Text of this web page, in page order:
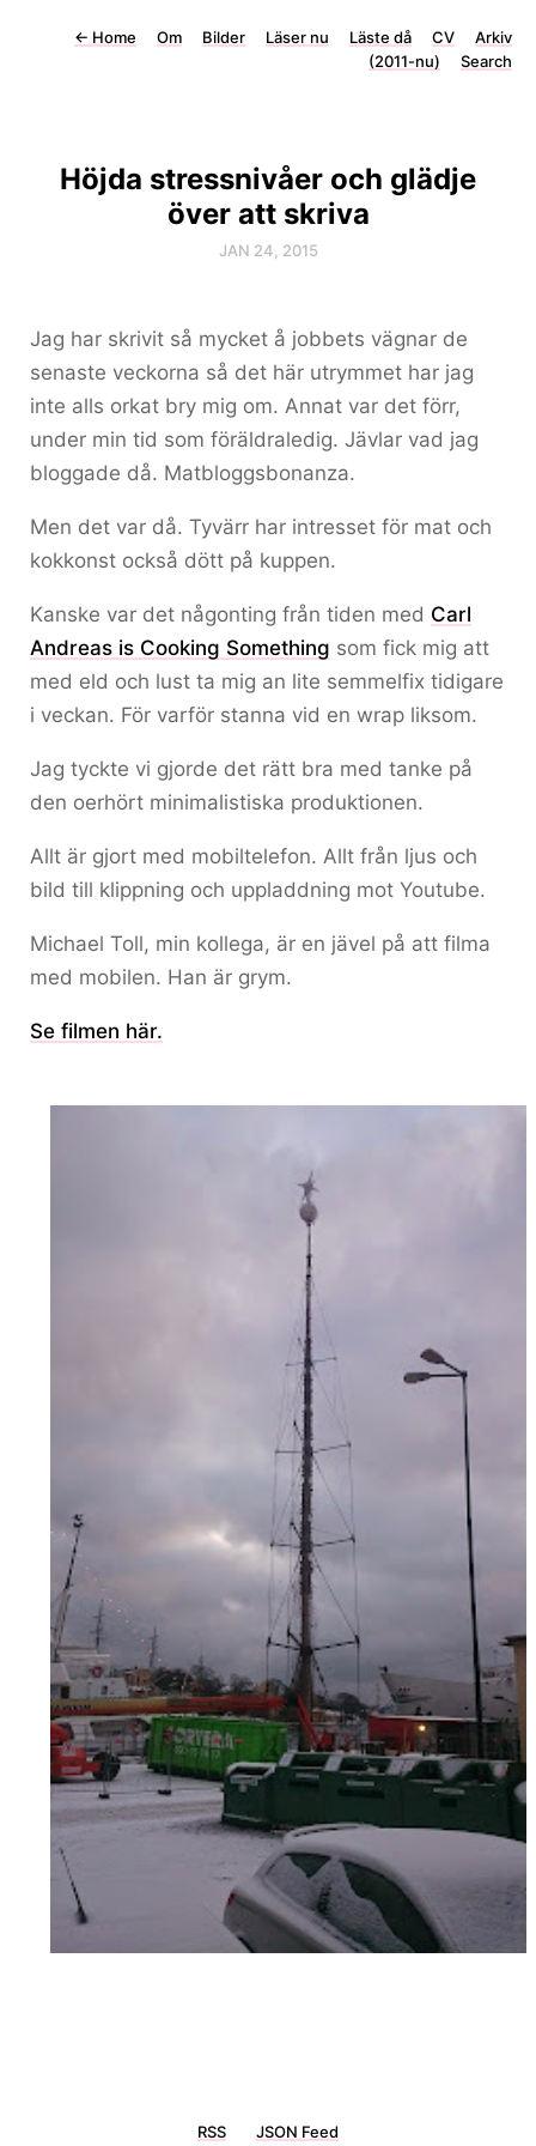
← Home Om Bilder Läser nu Läste då CV
Arkiv
(2011-nu)
Search
Höjda stressnivåer och glädje
över att skriva
JAN 24, 2015
Jag har skrivit så mycket å jobbets vägnar de
senaste veckorna så det här utrymmet har jag
inte alls orkat bry mig om. Annat var det förr,
under min tid som föräldraledig. Jävlar vad jag
bloggade då. Matbloggsbonanza.
Men det var då. Tyvärr har intresset för mat och
kokkonst också dött på kuppen.
Kanske var det någonting från tiden med Carl
Andreas is Cooking Something som fick mig att
med eld och lust ta mig an lite semmelfix tidigare
i veckan. För varför stanna vid en wrap liksom.
Jag tyckte vi gjorde det rätt bra med tanke på
den oerhört minimalistiska produktionen.
Allt är gjort med mobiltelefon. Allt från ljus och
bild till klippning och uppladdning mot Youtube.
Michael Toll, min kollega, är en jävel på att filma
med mobilen. Han är grym.
Se filmen här.
RSS JSON Feed